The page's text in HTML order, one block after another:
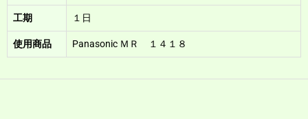
工期 １日
使用商品 Panasonic ＭＲ １４１８